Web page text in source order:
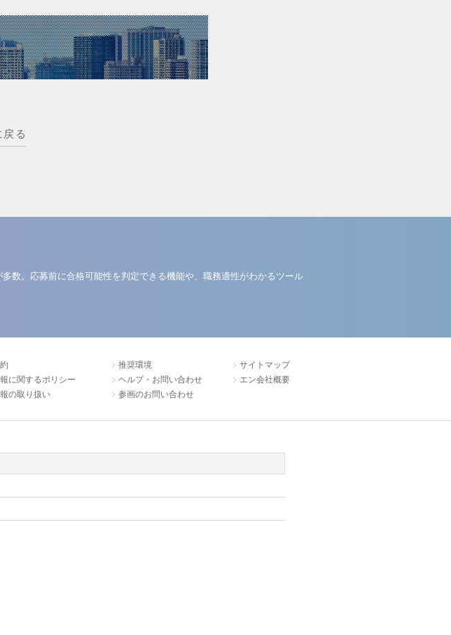
る
数。応募前に合格可能性を判定できる機能や、職務適性がわかるツール
に関するポリシー
の取り扱い
推奨環境
ヘルプ・お問い合わせ
参画のお問い合わせ
サイトマップ
エン会社概要